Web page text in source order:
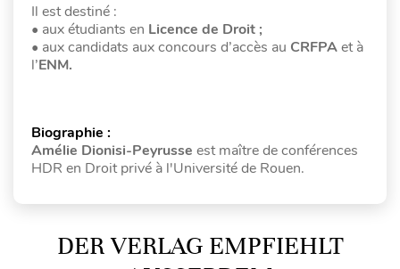
Il est destiné :
• aux étudiants en Licence de Droit ;
• aux candidats aux concours d’accès au CRFPAet à
l’ENM.
Biographie :
Amélie Dionisi-Peyrusse est maître de conférences
HDR en Droit privé à l'Université de Rouen.
DER VERLAG EMPFIEHLT